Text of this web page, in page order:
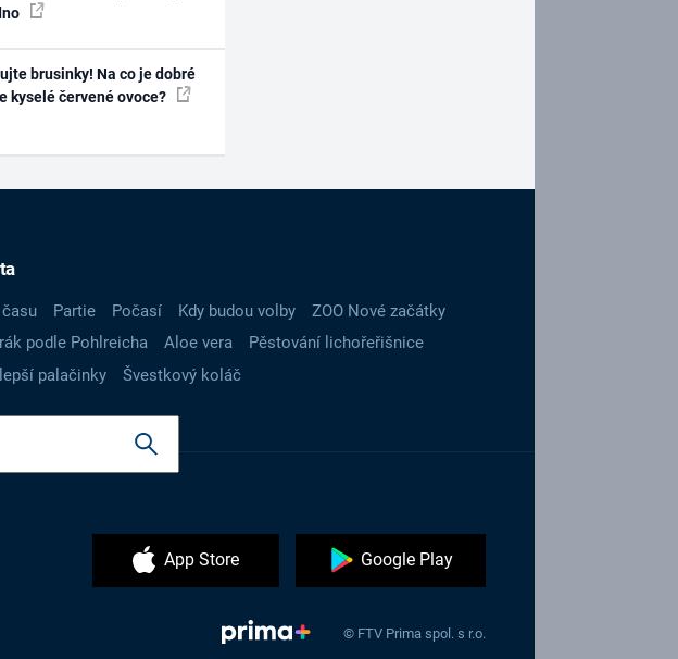
brusinky! Na co je dobré
kyselé červené ovoce?
Partie Počasí Kdy budou volby
ZOO Nové začátky
podle Pohlreicha Aloe vera
Pěstování lichořeřišnice
palačinky Švestkový koláč
App Store Google Play
© FTV Prima spol. s r.o.